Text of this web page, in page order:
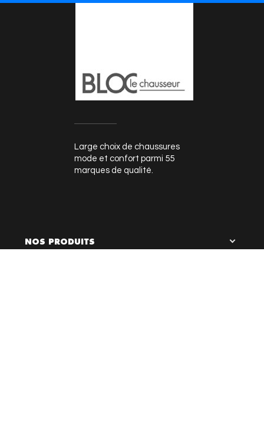
Large choix de chaussures
mode et confort parmi 55
marques de qualité.
NOS PRODUITS